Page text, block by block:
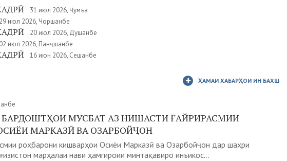
31 июл 2026, Ҷумъа
29 июл 2026, Чоршанбе
20 июл 2026, Душанбе
02 июл 2026, Панҷшанбе
16 июн 2026, Сешанбе
ҲАМАИ ХАБАРҲОИ ИН БАХШ
БАРДОШТҲОИ МУСБАТ АЗ НИШАСТИ ҒАЙРИРАСМИИ
МАРКАЗӢ ВА ОЗАРБОЙҶОН
роҳбарони кишварҳои Осиёи Марказӣ ва Озарбойҷон дар шаҳри
марҳалаи нави ҳамгироии минтақавиро инъикос...